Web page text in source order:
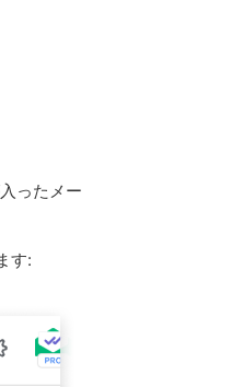
ったメー
す: